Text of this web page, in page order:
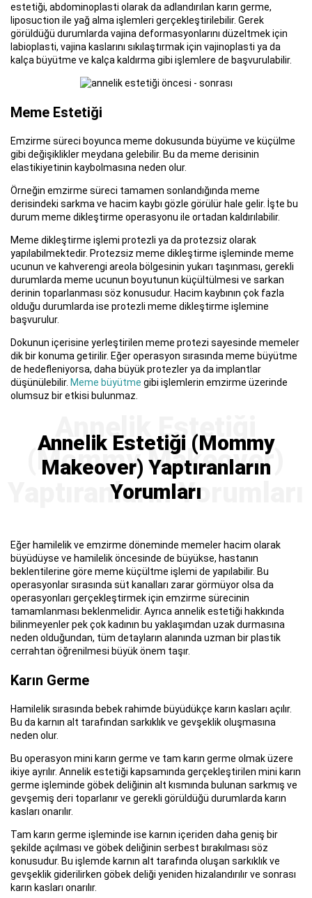
estetiği, abdominoplasti olarak da adlandırılan karın germe,
liposuction ile yağ alma işlemleri gerçekleştirilebilir. Gerek
görüldüğü durumlarda vajina deformasyonlarını düzeltmek için
labioplasti, vajina kaslarını sıkılaştırmak için vajinoplasti ya da
kalça büyütme ve kalça kaldırma gibi işlemlere de başvurulabilir.
Meme Estetiği
Emzirme süreci boyunca meme dokusunda büyüme ve küçülme
gibi değişiklikler meydana gelebilir. Bu da meme derisinin
elastikiyetinin kaybolmasına neden olur.
Örneğin emzirme süreci tamamen sonlandığında meme
derisindeki sarkma ve hacim kaybı gözle görülür hale gelir. İşte bu
durum meme dikleştirme operasyonu ile ortadan kaldırılabilir.
Meme dikleştirme işlemi protezli ya da protezsiz olarak
yapılabilmektedir. Protezsiz meme dikleştirme işleminde meme
ucunun ve kahverengi areola bölgesinin yukarı taşınması, gerekli
durumlarda meme ucunun boyutunun küçültülmesi ve sarkan
derinin toparlanması söz konusudur. Hacim kaybının çok fazla
olduğu durumlarda ise protezli meme dikleştirme işlemine
başvurulur.
Dokunun içerisine yerleştirilen meme protezi sayesinde memeler
dik bir konuma getirilir. Eğer operasyon sırasında meme büyütme
de hedefleniyorsa, daha büyük protezler ya da implantlar
düşünülebilir. Meme büyütme gibi işlemlerin emzirme üzerinde
olumsuz bir etkisi bulunmaz.
Annelik Estetiği (Mommy
Makeover) Yaptıranların
Yorumları
Eğer hamilelik ve emzirme döneminde memeler hacim olarak
büyüdüyse ve hamilelik öncesinde de büyükse, hastanın
beklentilerine göre meme küçültme işlemi de yapılabilir. Bu
operasyonlar sırasında süt kanalları zarar görmüyor olsa da
operasyonları gerçekleştirmek için emzirme sürecinin
tamamlanması beklenmelidir. Ayrıca annelik estetiği hakkında
bilinmeyenler pek çok kadının bu yaklaşımdan uzak durmasına
neden olduğundan, tüm detayların alanında uzman bir plastik
cerrahtan öğrenilmesi büyük önem taşır.
Karın Germe
Hamilelik sırasında bebek rahimde büyüdükçe karın kasları açılır.
Bu da karnın alt tarafından sarkıklık ve gevşeklik oluşmasına
neden olur.
Bu operasyon mini karın germe ve tam karın germe olmak üzere
ikiye ayrılır. Annelik estetiği kapsamında gerçekleştirilen mini karın
germe işleminde göbek deliğinin alt kısmında bulunan sarkmış ve
gevşemiş deri toparlanır ve gerekli görüldüğü durumlarda karın
kasları onarılır.
Tam karın germe işleminde ise karnın içeriden daha geniş bir
şekilde açılması ve göbek deliğinin serbest bırakılması söz
konusudur. Bu işlemde karnın alt tarafında oluşan sarkıklık ve
gevşeklik giderilirken göbek deliği yeniden hizalandırılır ve sonrası
karın kasları onarılır.